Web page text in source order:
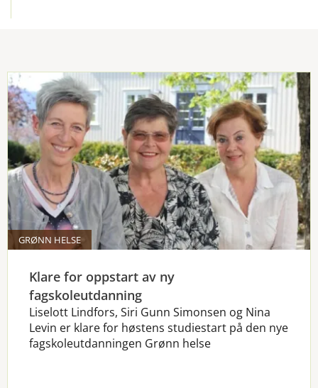
GRØNN HELSE
Klare for oppstart av ny
fagskoleutdanning
Liselott Lindfors, Siri Gunn Simonsen og Nina
Levin er klare for høstens studiestart på den nye
fagskoleutdanningen Grønn helse